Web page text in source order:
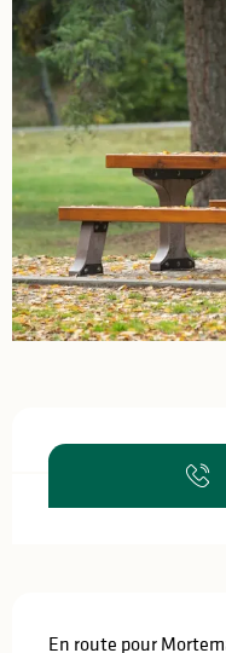
En route pour